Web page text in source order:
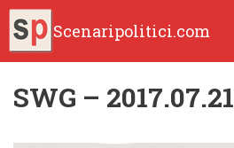
Scenaripolitici.com
SWG – 2017.07.21